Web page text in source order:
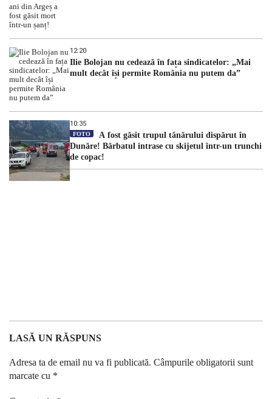
12:20
Ilie Bolojan nu cedează în fața sindicatelor: „Mai
mult decât își permite România nu putem da”
10:35
FOTO
A fost găsit trupul tânărului dispărut în
Dunăre! Bărbatul intrase cu skijetul într-un trunchi
de copac!
LASĂ UN RĂSPUNS
Adresa ta de email nu va fi publicată. Câmpurile obligatorii sunt
marcate cu *